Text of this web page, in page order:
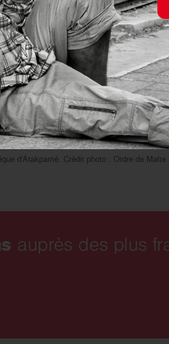
d’Atakpamé. Crédit photo : Ordre de Malte
auprès des plus